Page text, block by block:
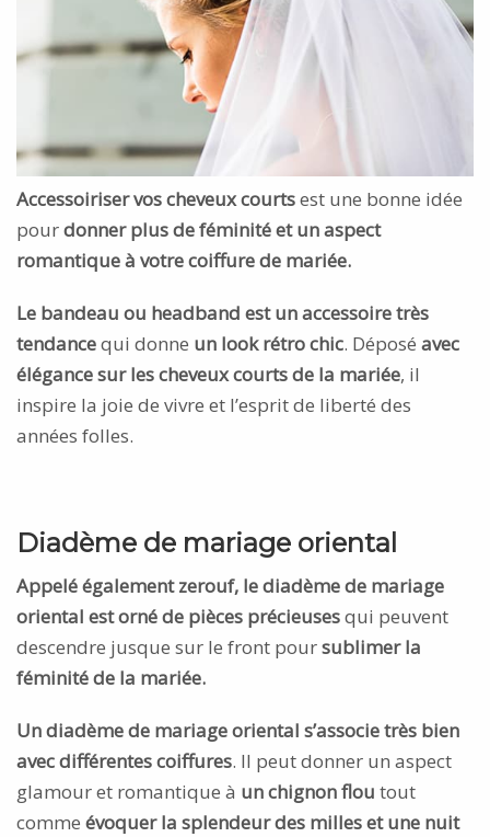
Accessoiriser vos cheveux courtsest une bonne idée
pourdonner plus de féminité et un aspect
romantique à votre coiffure de mariée.
Le bandeau ou headband est un accessoire très
tendancequi donne un look rétro chic. Déposé avec
élégance sur les cheveux courts de la mariée, il
inspire la joie de vivre et l’esprit de liberté des
années folles.
Diadème de mariage oriental
Appelé également zerouf, le diadème de mariage
oriental est orné de pièces précieusesqui peuvent
descendre jusque sur le front poursublimer la
féminité de la mariée.
Un diadème de mariage oriental s’associe très bien
avec différentes coiffures. Il peut donner un aspect
glamour et romantique à un chignon flou tout
comme évoquer la splendeur des milles et une nuit